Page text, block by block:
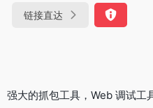
链接直达
强大的抓包工具，Web 调试工